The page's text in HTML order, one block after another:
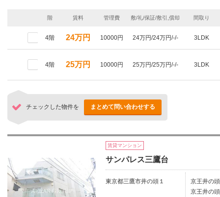
階 賃料 管理費 敷/礼/保証/敷引,償却 間取り
4階 24万円 10000円 24万円/24万円/-/- 3LDK
4階 25万円 10000円 25万円/25万円/-/- 3LDK
チェックした物件を まとめて問い合わせする
賃貸マンション
サンパレス三鷹台
東京都三鷹市井の頭１
京王井の
京王井の